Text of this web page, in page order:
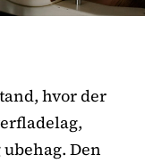
hvor der
Den